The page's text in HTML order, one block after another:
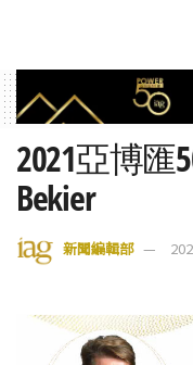
2021亞博匯
Bekier
新聞編輯部